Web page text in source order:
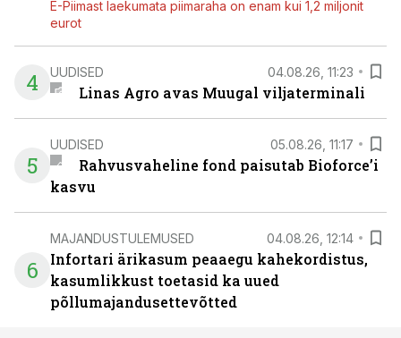
E-Piimast laekumata piimaraha on enam kui 1,2 miljonit
eurot
4 UUDISED 04.08.26, 11:23
Linas Agro avas Muugal viljaterminali
5
UUDISED 05.08.26, 11:17
Rahvusvaheline fond paisutab Bioforce’i
kasvu
6
MAJANDUSTULEMUSED 04.08.26, 12:14
Infortari ärikasum peaaegu kahekordistus,
kasumlikkust toetasid ka uued
põllumajandusettevõtted